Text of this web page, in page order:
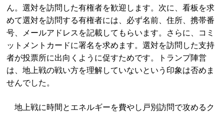
ん。選対を訪問した有権者を歓迎します。次に、看板を求
めて選対を訪問する有権者には、必ず名前、住所、携帯番
号、メールアドレスを記載してもらいます。さらに、コミ
ットメントカードに署名を求めます。選対を訪問した支持
者が投票所に出向くように促すためです。トランプ陣営
は、地上戦の戦い方を理解していないという印象は否めま
せんでした。
地上戦に時間とエネルギーを費やし戸別訪問で攻めるク